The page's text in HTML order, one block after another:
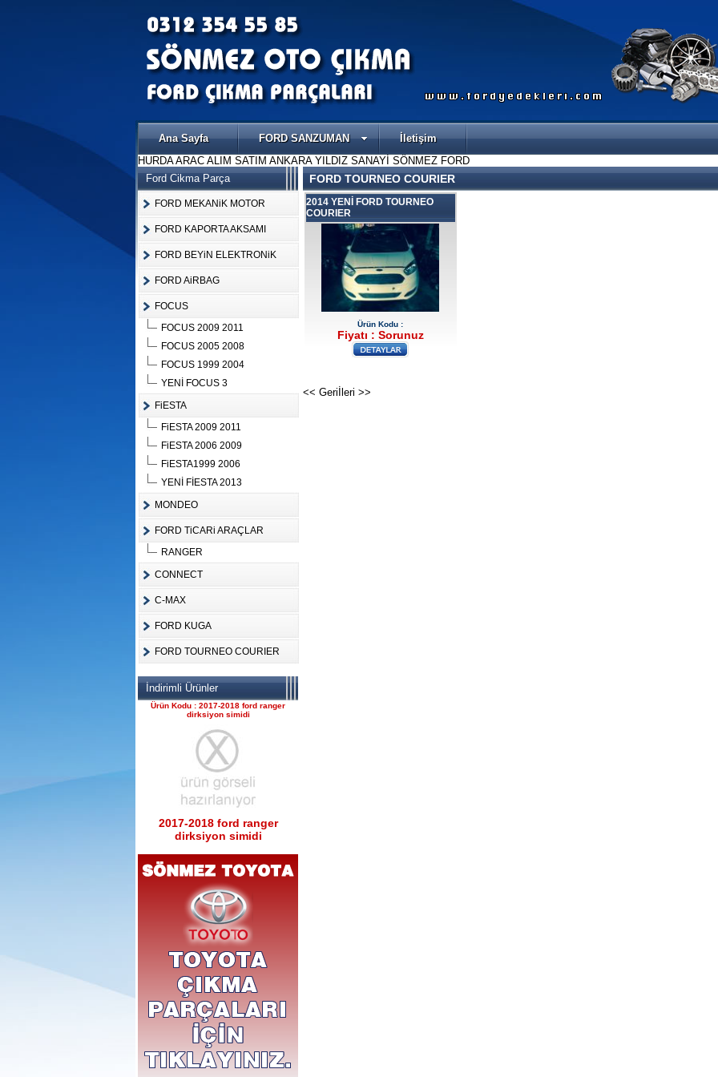
Ana Sayfa FORD SANZUMAN
İletişim
HURDA ARAC ALIM SATIM ANKARA YILDIZ SANAYİ SÖNMEZ FORD
Ford Cikma Parça
FORD MEKANiK MOTOR
FORD KAPORTA AKSAMI
FORD BEYiN ELEKTRONiK
FORD AiRBAG
FOCUS
FOCUS 2009 2011
FOCUS 2005 2008
FOCUS 1999 2004
YENİ FOCUS 3
FiESTA
FiESTA 2009 2011
FiESTA 2006 2009
FiESTA1999 2006
YENİ FİESTA 2013
MONDEO
FORD TiCARi ARAÇLAR
RANGER
CONNECT
C-MAX
FORD KUGA
FORD TOURNEO COURIER
İndirimli Ürünler
Ürün Kodu :
FORD CONNECT ÇIKMA
ÇELİK JANT CANT
komple motor
2017-2018 ford ranger 2.2
komple motor
Ürün Kodu : 2017-2018 ford ranger
dirksiyon simidi
2017-2018 ford ranger
dirksiyon simidi
sol tabla
2017-2018 ford ranger sağ
sol tabla
Ürün Kodu : 2017-2018 ford ranger arka
FORD TOURNEO COURIER
2014 YENİ FORD TOURNEO
COURIER
Ürün Kodu :
Fiyatı : Sorunuz
<< Geri İleri >>